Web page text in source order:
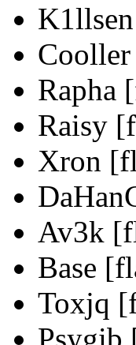
Rapha
Raisy
Xron
Av3k
Base
Toxjq
Psygib